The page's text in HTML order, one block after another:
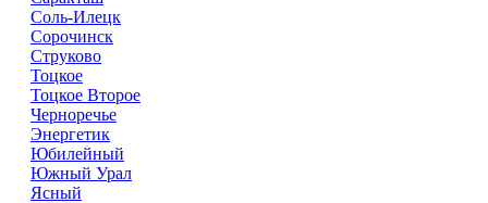
Соль-Илецк
Сорочинск
Струково
Тоцкое
Тоцкое Второе
Черноречье
Энергетик
Юбилейный
Южный Урал
Ясный